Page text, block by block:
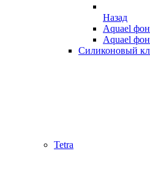
Назад
Aquael
Aquael
Силиконовый
Tetra